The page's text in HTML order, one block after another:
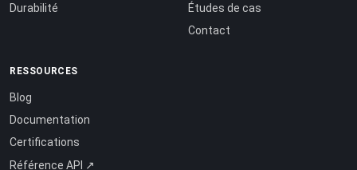
Durabilité
Études de cas
Contact
RESSOURCES
Blog
Documentation
Certifications
Référence API ↗